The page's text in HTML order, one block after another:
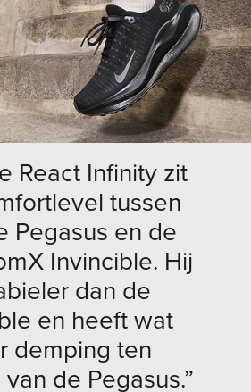
React Infinity zit
tussen
Pegasus en de
Invincible. Hij
dan de
en heeft wat
demping ten
de Pegasus.”